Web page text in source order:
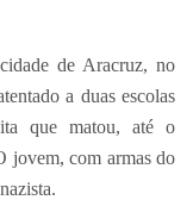
de Aracruz, no
a duas escolas
que matou, até o
jovem, com armas do